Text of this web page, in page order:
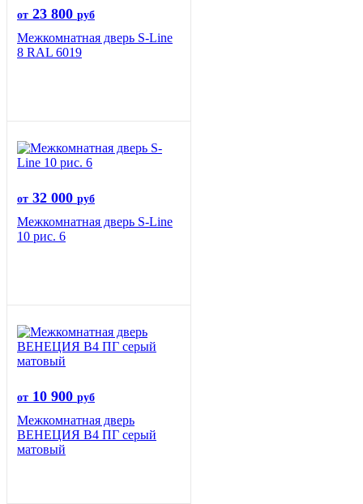
от 23 800 руб
Межкомнатная дверь S-Line
8 RAL 6019
от 32 000 руб
Межкомнатная дверь S-Line
10 рис. 6
от 10 900 руб
Межкомнатная дверь
ВЕНЕЦИЯ B4 ПГ серый
матовый